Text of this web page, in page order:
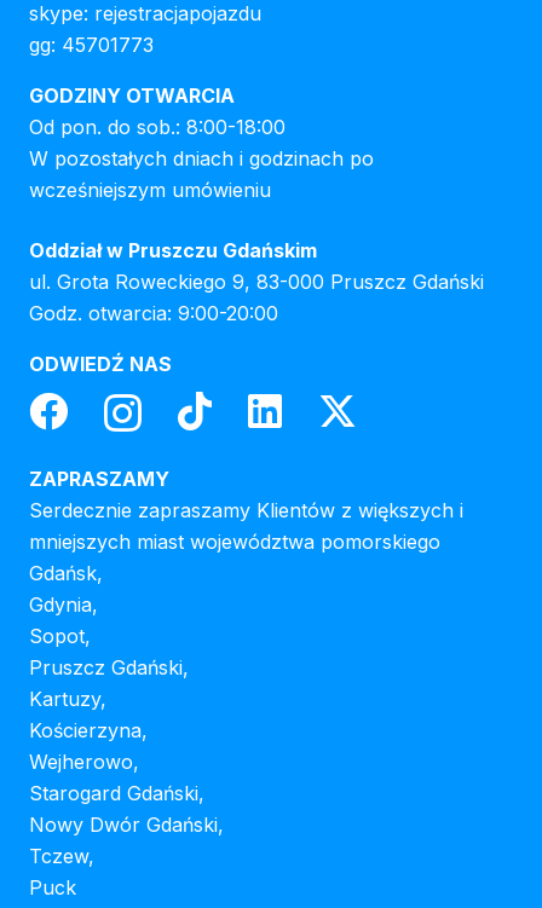
skype: rejestracjapojazdu
gg: 45701773
GODZINY OTWARCIA
Od pon. do sob.: 8:00-18:00
W pozostałych dniach i godzinach po
wcześniejszym umówieniu
Oddział w Pruszczu Gdańskim
ul. Grota Roweckiego 9, 83-000 Pruszcz Gdański
Godz. otwarcia: 9:00-20:00
ODWIEDŹ NAS
ZAPRASZAMY
Serdecznie zapraszamy Klientów z większych i
mniejszych miast województwa pomorskiego
Gdańsk,
Gdynia,
Sopot,
Pruszcz Gdański,
Kartuzy,
Kościerzyna,
Wejherowo,
Starogard Gdański,
Nowy Dwór Gdański,
Tczew,
Puck